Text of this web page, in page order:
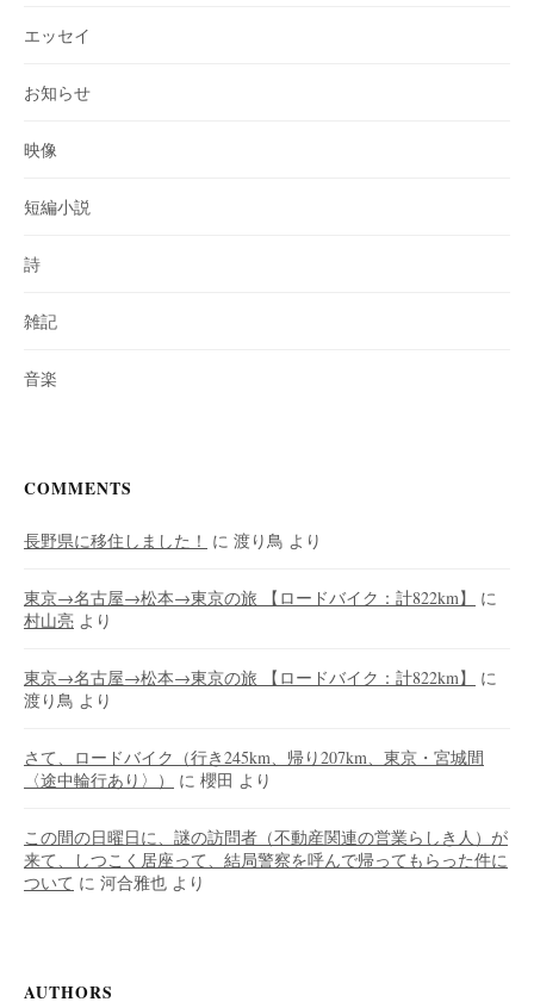
エッセイ
お知らせ
映像
短編小説
詩
雑記
音楽
COMMENTS
長野県に移住しました！ に 渡り鳥 より
東京→名古屋→松本→東京の旅 【ロードバイク：計822km】
に
村山亮 より
東京→名古屋→松本→東京の旅 【ロードバイク：計822km】
に
渡り鳥 より
さて、ロードバイク（行き245km、帰り207km、東京・宮城間
〈途中輪行あり〉）
に 櫻田 より
この間の日曜日に、謎の訪問者（不動産関連の営業らしき人）が
来て、しつこく居座って、結局警察を呼んで帰ってもらった件に
ついて に 河合雅也 より
AUTHORS